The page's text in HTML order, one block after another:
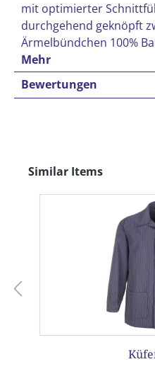
mit optimierter
durchgehend geknöpft
Ärmelbündchen 100%
Mehr
Bewertungen
Produktgalerie
Similar Items